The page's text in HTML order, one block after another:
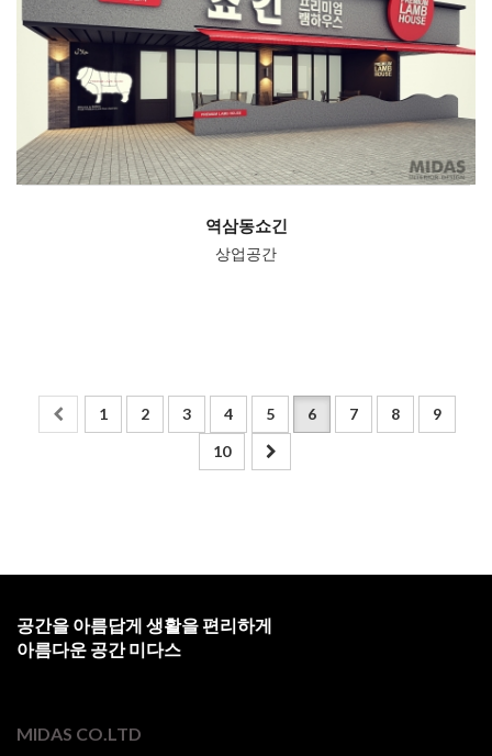
역삼동쇼긴
상업공간
1 2 3 4 5 6 7 8
9
10
공간을 아름답게 생활을 편리하게
아름다운 공간 미다스
MIDAS CO.LTD